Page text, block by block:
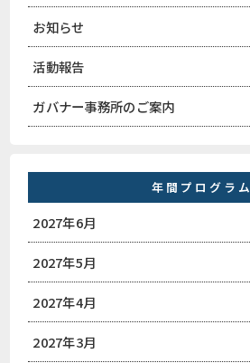
お知らせ
活動報告
ガバナー事務所のご案内
年間プログラム
2027年6月
2027年5月
2027年4月
2027年3月